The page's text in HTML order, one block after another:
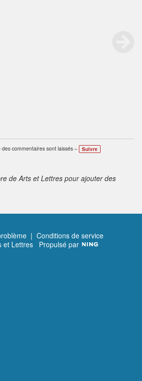
commentaires sont laissés – Suivre
de Arts et Lettres pour ajouter des
| Conditions de service
et Lettres Propulsé par